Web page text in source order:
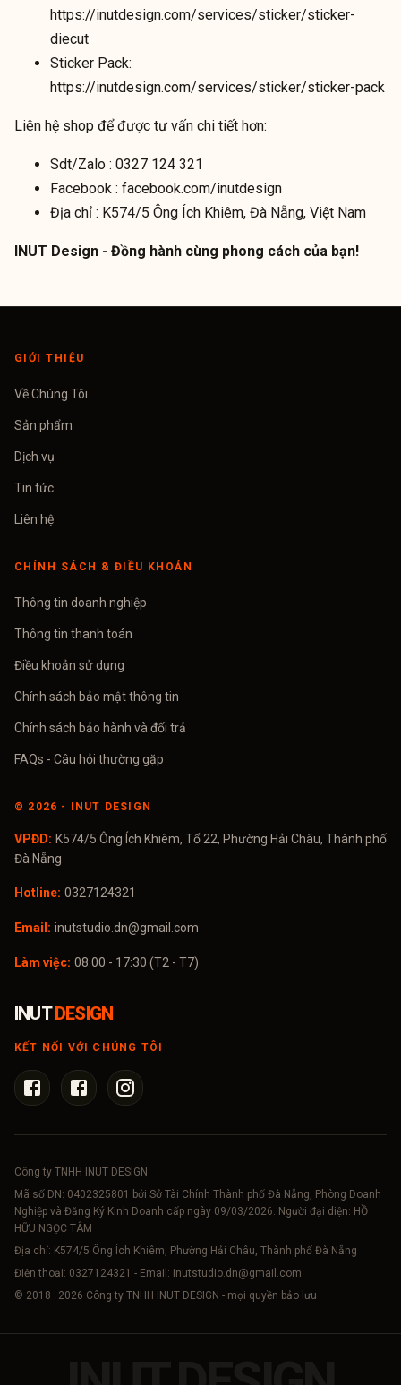
https://inutdesign.com/services/sticker/sticker-
diecut
Sticker Pack:
https://inutdesign.com/services/sticker/sticker-pack
Liên hệ shop để được tư vấn chi tiết hơn:
Sdt/Zalo : 0327 124 321
Facebook : facebook.com/inutdesign
Địa chỉ : K574/5 Ông Ích Khiêm, Đà Nẵng, Việt Nam
INUT Design - Đồng hành cùng phong cách của bạn!
GIỚI THIỆU
Về Chúng Tôi
Sản phẩm
Dịch vụ
Tin tức
Liên hệ
CHÍNH SÁCH & ĐIỀU KHOẢN
Thông tin doanh nghiệp
Thông tin thanh toán
Điều khoản sử dụng
Chính sách bảo mật thông tin
Chính sách bảo hành và đổi trả
FAQs - Câu hỏi thường gặp
© 2026 - INUT DESIGN
VPĐD: K574/5 Ông Ích Khiêm, Tổ 22, Phường Hải Châu, Thành phố
Đà Nẵng
Hotline: 0327124321
Email: inutstudio.dn@gmail.com
Làm việc: 08:00 - 17:30 (T2 - T7)
INUT DESIGN
KẾT NỐI VỚI CHÚNG TÔI
Công ty TNHH INUT DESIGN
Mã số DN: 0402325801
bởi Sở Tài Chính Thành phố Đà Nẵng, Phòng Doanh
Nghiệp và Đăng Ký Kinh Doanh cấp ngày 09/03/2026. Người đại diện: HỒ
HỮU NGỌC TÂM
Địa chỉ: K574/5 Ông Ích Khiêm, Phường Hải Châu, Thành phố Đà Nẵng
Điện thoại: 0327124321 - Email: inutstudio.dn@gmail.com
© 2018–2026 Công ty TNHH INUT DESIGN - mọi quyền bảo lưu